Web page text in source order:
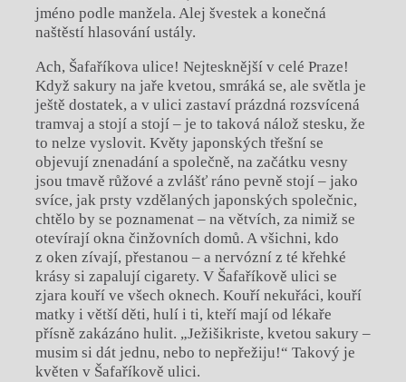
jméno podle manžela. Alej švestek a konečná
naštěstí hlasování ustály.
Ach, Šafaříkova ulice! Nejtesknější v celé Praze!
Když sakury na jaře kvetou, smráká se, ale světla je
ještě dostatek, a v ulici zastaví prázdná rozsvícená
tramvaj a stojí a stojí – je to taková nálož stesku, že
to nelze vyslovit. Květy japonských třešní se
objevují znenadání a společně, na začátku vesny
jsou tmavě růžové a zvlášť ráno pevně stojí – jako
svíce, jak prsty vzdělaných japonských společnic,
chtělo by se poznamenat – na větvích, za nimiž se
otevírají okna činžovních domů. A všichni, kdo
z oken zívají, přestanou – a nervózní z té křehké
krásy si zapalují cigarety. V Šafaříkově ulici se
zjara kouří ve všech oknech. Kouří nekuřáci, kouří
matky i větší děti, hulí i ti, kteří mají od lékaře
přísně zakázáno hulit. „Ježišikriste, kvetou sakury –
musim si dát jednu, nebo to nepřežiju!“ Takový je
květen v Šafaříkově ulici.